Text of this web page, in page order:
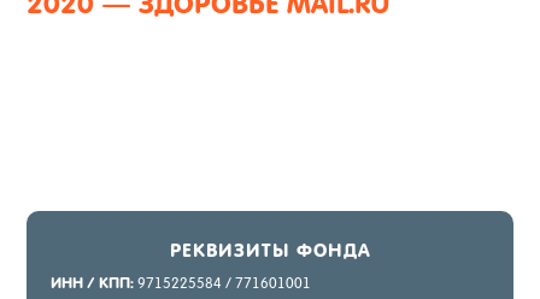
РЕК­ВИ­ЗИТЫ ФОН­ДА
ИНН / КПП: 9715225584 / 771601001